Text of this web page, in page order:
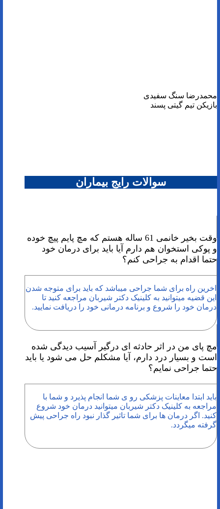
محمدرضا سنگ سفیدی
بازیکن تیم گیتی پسند
سوالات رایج بیماران
وقت بخیر خانمی 61 ساله هستم که مچ پایم پیچ خوده
و پوکی استخوان هم دارم آیا باید برای درمان خود
حتما اقدام به جراحی کنم؟
اخرین راه برای شما جراحی میباشد که باید برای متوجه شدن
این قضیه میتوانید به کلینیک دکتر شیربان مراجعه کنید تا
درمان خود را شروع و برنامه درمانی خود را دریافت نمایید.
مچ پای من در اثر حادثه ای درگیر آسیب دیدگی شده
است و بسیار درد دارم، آیا مشکلم حل می شود یا باید
حتما جراحی نمایم؟
باید ابتدا معاینات پزشکی رو ی شما انجام پذیرد و شما با
مراجعه به کلینیک دکتر شیربان میتوانید درمان خود شروع
کنید. اگر درمان ها برای شما تاثیر گذار نبود راه جراحی پیش
گرفته میگردد.